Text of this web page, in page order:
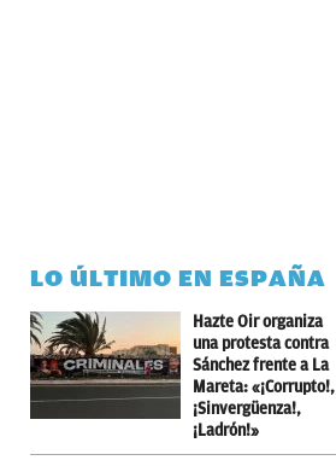
LO ÚLTIMO EN ESPAÑA
Hazte Oir organiza
una protesta contra
Sánchez frente a La
Mareta: «¡Corrupto!,
¡Sinvergüenza!,
¡Ladrón!»